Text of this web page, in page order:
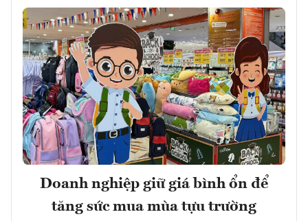
Doanh nghiệp giữ giá bình ổn để
tăng sức mua mùa tựu trường